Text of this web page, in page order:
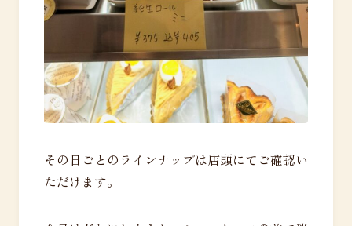
その日ごとのラインナップは店頭にてご確認い
ただけます。